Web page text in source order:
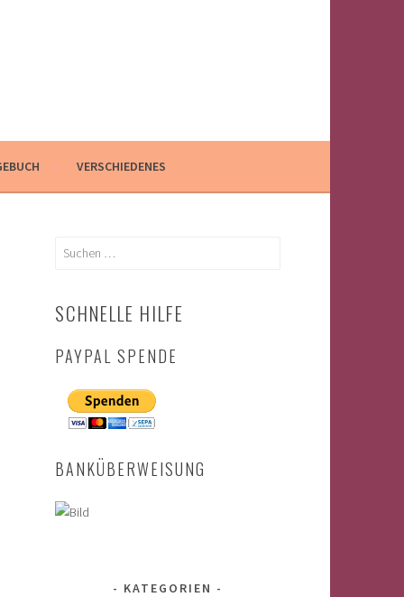
VERSCHIEDENES
Suchen
SCHNELLE HILFE
PAYPAL SPENDE
BANKÜBERWEISUNG
KATEGORIEN